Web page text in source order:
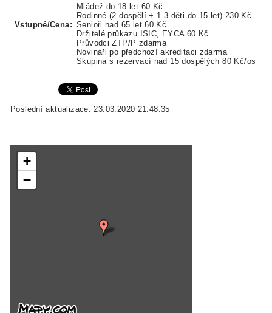
Vstupné/Cena:
Mládež do 18 let 60 Kč
Rodinné (2 dospělí + 1-3 děti do 15 let) 230 Kč
Senioři nad 65 let 60 Kč
Držitelé průkazu ISIC, EYCA 60 Kč
Průvodci ZTP/P zdarma
Novináři po předchozí akreditaci zdarma
Skupina s rezervací nad 15 dospělých 80 Kč/os
Poslední aktualizace: 23.03.2020 21:48:35
+
−